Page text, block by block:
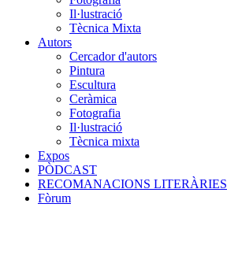
Il·lustració
Tècnica Mixta
Autors
Cercador d'autors
Pintura
Escultura
Ceràmica
Fotografia
Il·lustració
Tècnica mixta
Expos
PÒDCAST
RECOMANACIONS LITERÀRIES
Fòrum